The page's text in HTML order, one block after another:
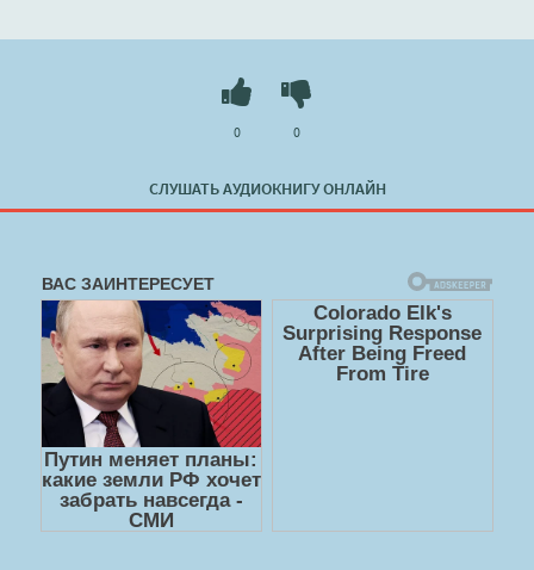
Неподкованный сапог - Ольга Сладкова" в хорошем
качестве полностью бесплатно без регистрации на
СЛУШАТЬ АУДИОКНИГУ ОНЛАЙН
0 0